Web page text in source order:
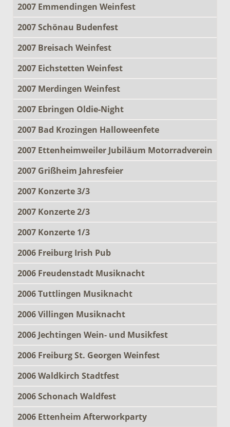
2007 Emmendingen Weinfest
2007 Schönau Budenfest
2007 Breisach Weinfest
2007 Eichstetten Weinfest
2007 Merdingen Weinfest
2007 Ebringen Oldie-Night
2007 Bad Krozingen Halloweenfete
2007 Ettenheimweiler Jubiläum Motorradverein
2007 Grißheim Jahresfeier
2007 Konzerte 3/3
2007 Konzerte 2/3
2007 Konzerte 1/3
2006 Freiburg Irish Pub
2006 Freudenstadt Musiknacht
2006 Tuttlingen Musiknacht
2006 Villingen Musiknacht
2006 Jechtingen Wein- und Musikfest
2006 Freiburg St. Georgen Weinfest
2006 Waldkirch Stadtfest
2006 Schonach Waldfest
2006 Ettenheim Afterworkparty